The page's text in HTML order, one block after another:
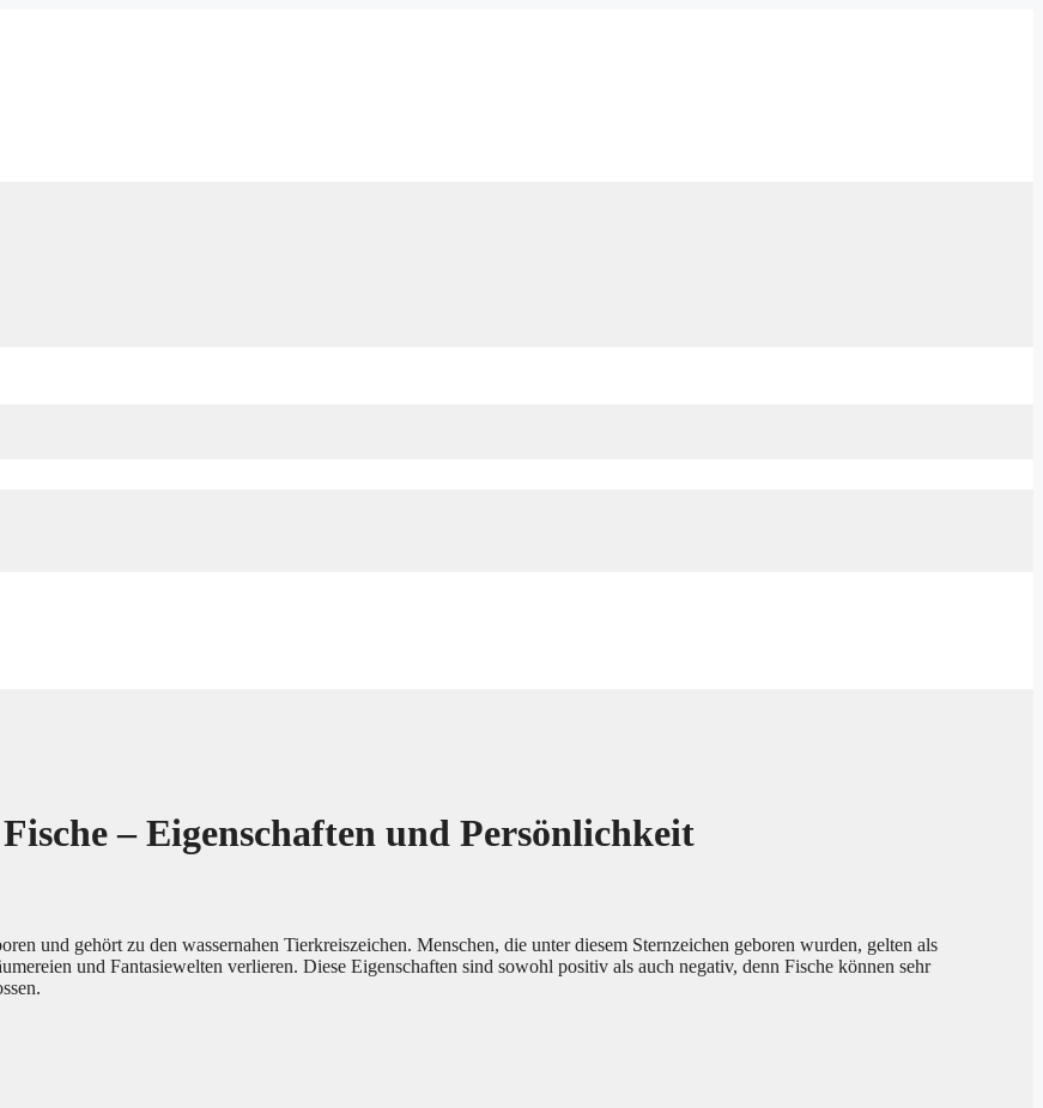
– Eigenschaften und Persönlichkeit
und gehört zu den wassernahen Tierkreiszeichen. Menschen, die unter diesem Sternzeichen geboren wurden, gelten als
und Fantasiewelten verlieren. Diese Eigenschaften sind sowohl positiv als auch negativ, denn Fische können sehr